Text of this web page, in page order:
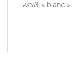
weiß, « blanc ».